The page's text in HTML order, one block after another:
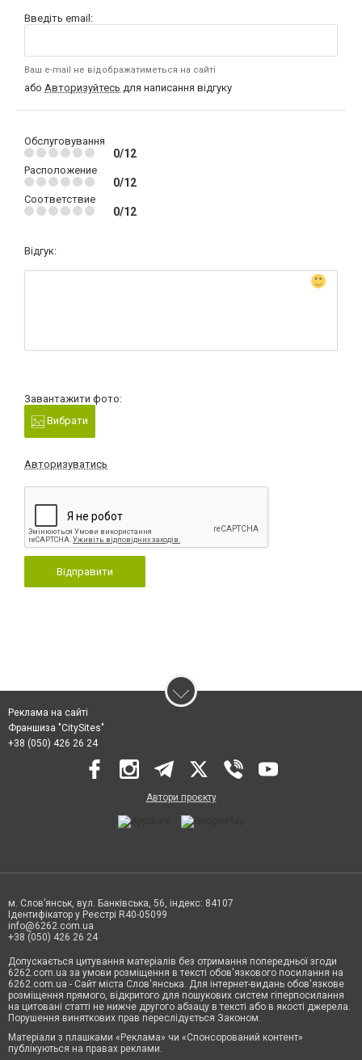
Введіть email:
Ваш e-mail не відображатиметься на сайті
або Авторизуйтесь для написання відгуку
Обслуговування
0/12
Расположение
0/12
Соответствие
0/12
Відгук:
Завантажити фото:
Вибрати
Авторизуватись
Відправити
Реклама на сайті
Франшиза "CitySites"
+38 (050) 426 26 24
Автори проєкту
м. Слов’янськ, вул. Банківська, 56, індекс: 84107
Ідентифікатор у Реєстрі R40-05099
info@6262.com.ua
+38 (050) 426 26 24
Допускається цитування матеріалів без отримання попередньої згоди
6262.com.ua за умови розміщення в тексті обов'язкового посилання на
6262.com.ua - Сайт міста Слов'янська. Для інтернет-видань обов'язкове
розміщення прямого, відкритого для пошукових систем гіперпосилання
на цитовані статті не нижче другого абзацу в тексті або в якості джерела.
Порушення виняткових прав переслідується Законом.
Матеріали з плашками «Реклама» чи «Спонсорований контент»
публікуються на правах реклами.